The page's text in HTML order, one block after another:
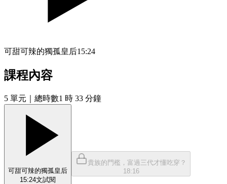
可甜可辣的獨孤皇后15:24
課程內容
5 單元 ｜總時數1 時 33 分鐘
可甜可辣的獨孤皇后
15:24文試閱
貴族的門檻，富過三代才懂吃穿？
18:16